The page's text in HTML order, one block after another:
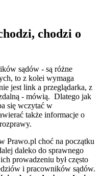
chodzi o
sądów - są różne
to z kolei wymaga
jest link a przeglądarka, z
- mówią. Dlatego jak
się wczytać w
także informacje o
Prawo.pl choć na początku
daleko do sprawnego
prowadzeniu był często
i pracowników sądów.